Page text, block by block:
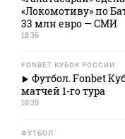
«Локомотиву» по
33 млн евро — СМИ
18:36
FONBET КУБОК РОССИИ
Футбол. Fonbet
матчей 1-го тура
18:20
ФУТБОЛ